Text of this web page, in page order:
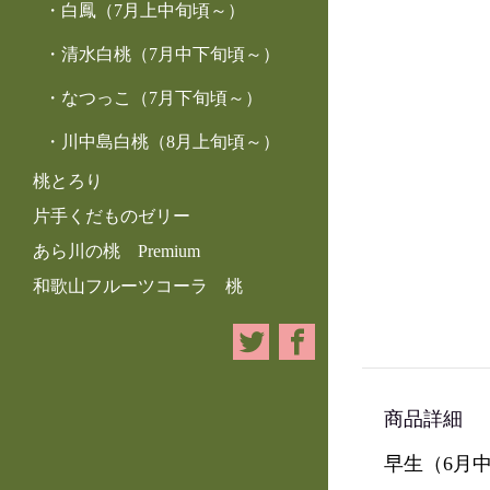
白鳳（7月上中旬頃～）
清水白桃（7月中下旬頃～）
なつっこ（7月下旬頃～）
川中島白桃（8月上旬頃～）
桃とろり
片手くだものゼリー
あら川の桃 Premium
和歌山フルーツコーラ 桃
商品詳細
早生（6月